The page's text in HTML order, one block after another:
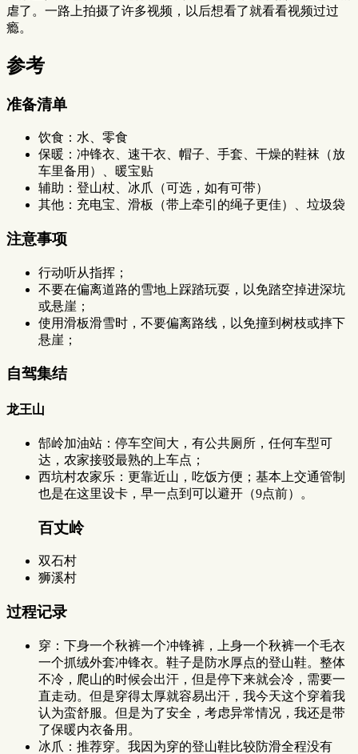
虐了。一路上拍摄了许多视频，以后想看了就看看视频过过
瘾。
参考
准备清单
饮食：水、零食
保暖：冲锋衣、速干衣、帽子、手套、干燥的鞋袜（放
车里备用）、暖宝贴
辅助：登山杖、冰爪（可选，如有可带）
其他：充电宝、滑板（带上牵引的绳子更佳）、垃圾袋
注意事项
行动听从指挥；
不要在偏离道路的雪地上踩踏玩耍，以免踏空掉进深坑
或悬崖；
使用滑板滑雪时，不要偏离路线，以免撞到树枝或摔下
悬崖；
自驾集结
龙王山
郜岭加油站：停车空间大，有公共厕所，任何车型可
达，农家接驳最熟的上车点；
西坑村农家乐：更靠近山，吃饭方便；基本上交通管制
也是在这里设卡，早一点到可以避开（9点前）。
百丈岭
双石村
狮溪村
过程记录
穿：下身一个秋裤一个冲锋裤，上身一个秋裤一个毛衣
一个抓绒外套冲锋衣。鞋子是防水厚点的登山鞋。整体
不冷，爬山的时候会出汗，但是停下来就会冷，需要一
直走动。但是穿得太厚就容易出汗，我今天这个穿着我
认为蛮舒服。但是为了安全，考虑异常情况，我还是带
了保暖内衣备用。
冰爪：推荐穿。我因为穿的登山鞋比较防滑全程没有